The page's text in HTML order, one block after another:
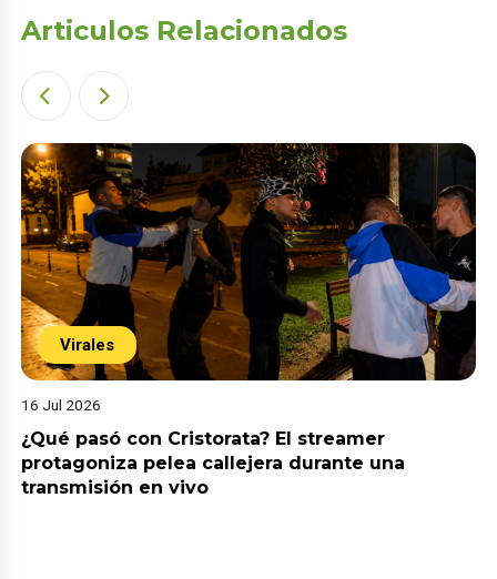
Articulos Relacionados
Virales
16 Jul 2026
¿Qué pasó con Cristorata? El streamer
protagoniza pelea callejera durante una
transmisión en vivo